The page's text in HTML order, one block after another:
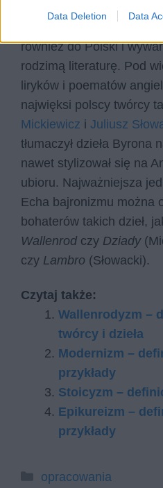
Data Deletion Data
także posługiwanie się
również do Polski i
rodzimą literaturę. Pod
liryków i poematów
najwięksi polscy twórcy
Mickiewicz i Juliusz
tłumaczył dzieła Byrona
nawet stylizował się na
ubioru. Najważniejsza
Echa bajronizmu można
bohaterów takich dzieł,
Wallenrod czy Dziady
czy Lambro (Słowacki).
Czytaj także:
Wallenrodyzm –
twórcy i dzieła
Modernizm –
przykłady
Stoicyzm –
Epikureizm –
przykłady
Kategorie
opracowania